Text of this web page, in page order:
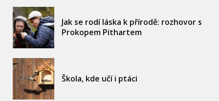
Jak se rodí láska k přírodě: rozhovor s
Prokopem Pithartem
Škola, kde učí i ptáci